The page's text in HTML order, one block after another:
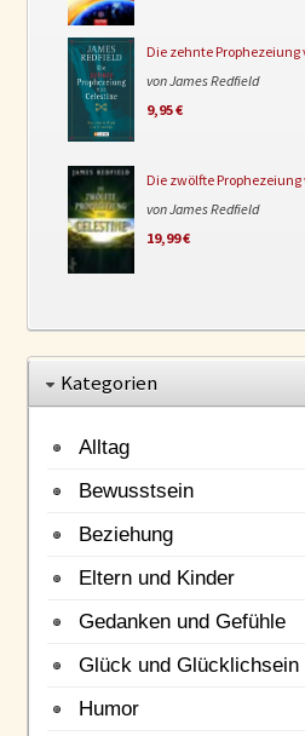
Die zehnte Prophezeiung
von James Redfield
9,95 €
Die zwölfte Prophezeiung
von James Redfield
19,99 €
Kategorien
Alltag
Bewusstsein
Beziehung
Eltern und Kinder
Gedanken und Gefühle
Glück und Glücklichsein
Humor